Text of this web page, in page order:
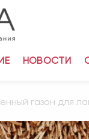
НОВОСТИ
газон для